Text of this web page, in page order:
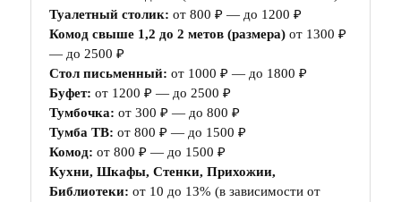
Туалетный столик: от 800 ₽ — до 1200 ₽
Комод свыше 1,2 до 2 метов (размера) от 1300 ₽
— до 2500 ₽
Стол письменный: от 1000 ₽ — до 1800 ₽
Буфет: от 1200 ₽ — до 2500 ₽
Тумбочка: от 300 ₽ — до 800 ₽
Тумба ТВ: от 800 ₽ — до 1500 ₽
Комод: от 800 ₽ — до 1500 ₽
Кухни, Шкафы, Стенки, Прихожии,
Библиотеки: от 10 до 13% (в зависимости от